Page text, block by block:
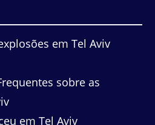
em Tel Aviv
sobre as
em Tel Aviv